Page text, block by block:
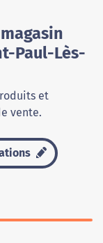
Paul-Lès-
et
vente.